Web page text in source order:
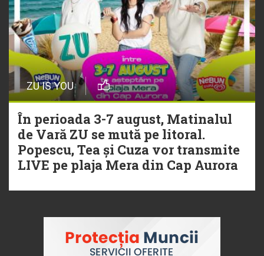
ZU IS YOU
În perioada 3-7 august, Matinalul
de Vară ZU se mută pe litoral.
Popescu, Tea și Cuza vor transmite
LIVE pe plaja Mera din Cap Aurora